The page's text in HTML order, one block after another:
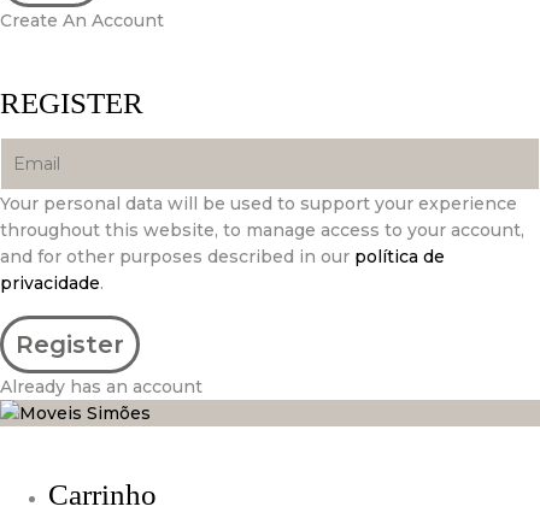
Create An Account
REGISTER
Your personal data will be used to support your experience
throughout this website, to manage access to your account,
and for other purposes described in our política de
privacidade.
Already has an account
Carrinho